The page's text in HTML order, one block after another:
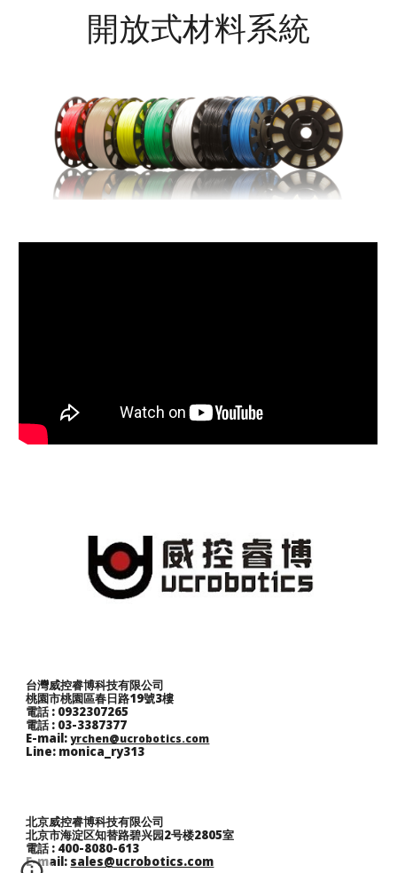
開放式材料系統
台灣威控睿博科技有限公司
桃園市桃園區春日路19號3樓
電話 : 0932307265
電話 : 03-3387377
E-mail:yrchen@ucrobotics.com
Line: monica_ry313
北京威控睿博科技有限公司
北京市海淀区知替路碧兴园2号楼2805室
電話 : 400-8080-613
E-mail: sales@ucrobotics.com